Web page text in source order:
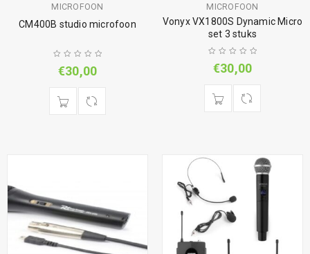
MICROFOON
CM400B studio microfoon
€30,00
MICROFOON
Vonyx VX1800S Dynamic Micro
set 3 stuks
€30,00